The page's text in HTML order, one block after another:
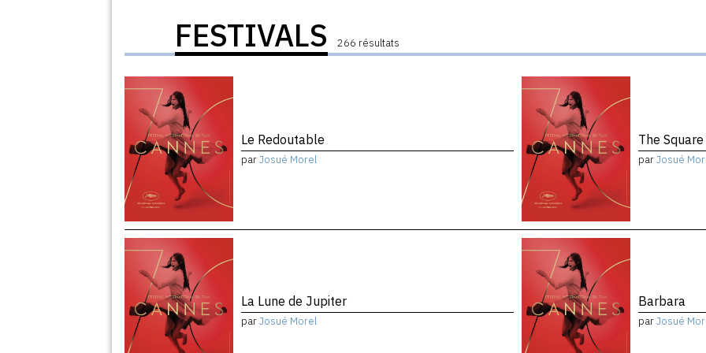
FESTIVALS 266 résultats
Le Redoutable
parJosué Morel
The Square
parJosué
La Lune de Jupiter
parJosué Morel
Barbara
parJosué